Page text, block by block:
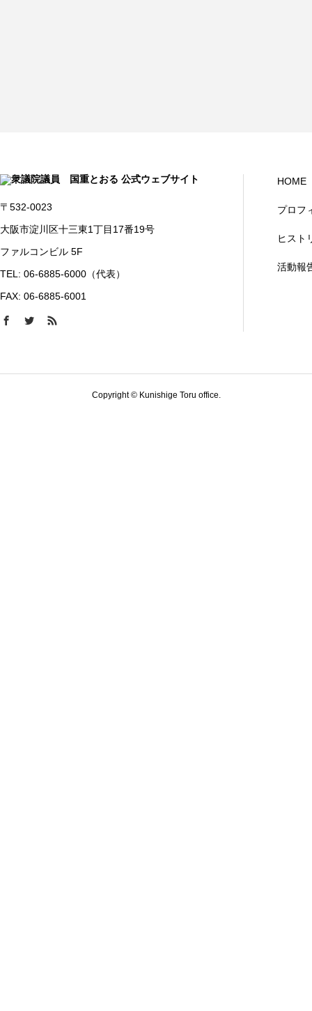
〒532-0023
大阪市淀川区十三東1丁目17番19号
ファルコンビル 5F
TEL: 06-6885-6000（代表）
FAX: 06-6885-6001
HOME
プロフ
ヒスト
活動報
Copyright © Kunishige Toru office.